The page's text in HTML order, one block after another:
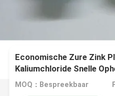
Economische Zure Zink
Kaliumchloride Snelle
MOQ：Bespreekbaar